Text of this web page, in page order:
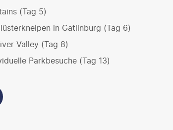
(Tag 5)
in Gatlinburg (Tag 6)
Valley (Tag 8)
Parkbesuche (Tag 13)